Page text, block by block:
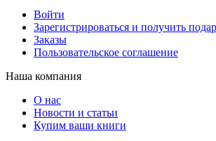
Войти
Зарегистрироваться и получить
Заказы
Пользовательское соглашение
Наша компания
О нас
Новости и статьи
Купим ваши книги